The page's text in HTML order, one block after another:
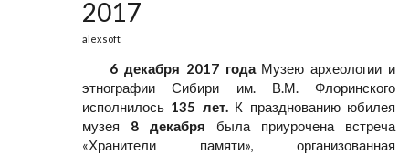
2017
alexsoft
6 декабря 2017 года Музею археологии и
этнографии Сибири им. В.М. Флоринского
исполнилось 135 лет. К празднованию юбилея
музея 8 декабря была приурочена встреча
«Хранители памяти», организованная